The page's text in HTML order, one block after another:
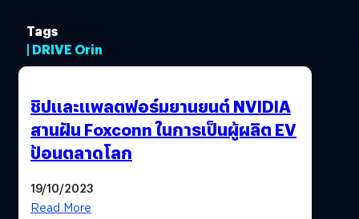
Tags
| DRIVE Orin
ชิปและแพลตฟอร์มยานยนต์ NVIDIA
สานฝัน Foxconn ในการเป็นผู้ผลิต EV
ป้อนตลาดโลก
19/10/2023
Read More